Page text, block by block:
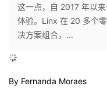
人
主
页
我
的
开
这一点，自 2017 年以
体验。Linx 在 20 多个
决方案组合，...
By Fernanda Moraes